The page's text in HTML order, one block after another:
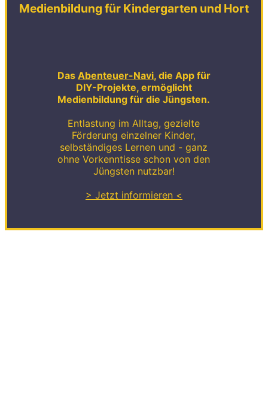
Medienbildung für Kindergarten und Hort
Das Abenteuer-Navi, die App für
DIY-Projekte, ermöglicht
Medienbildung für die Jüngsten.
Entlastung im Alltag, gezielte
Förderung einzelner Kinder,
selbständiges Lernen und - ganz
ohne Vorkenntisse schon von den
Jüngsten nutzbar!
> Jetzt informieren <